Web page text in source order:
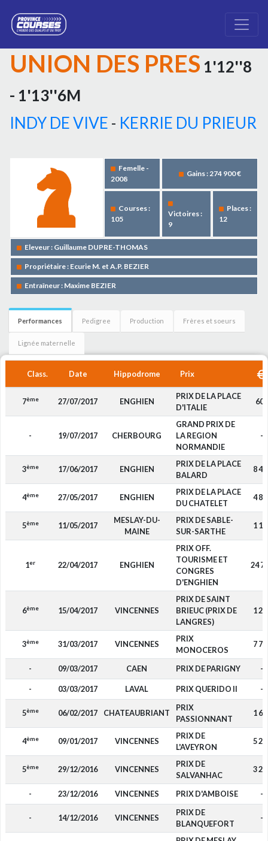
UNION DES PRES 1'12''8
- 1'13''6M
INDY DE VIVE - KERRIE DU PRIEUR
Femelle -
2008
Gains : 274 900 €
Courses :
105
Victoires :
9
Places :
12
Eleveur : Guillaume DUPRE-THOMAS
Propriétaire : Ecurie M. et A.P. BEZIER
Entraîneur : Maxime BEZIER
Performances Pedigree Production Frères et soeurs
Lignée maternelle
Class. Date Hippodrome Prix
7ème 27/07/2017 ENGHIEN
PRIX DE LA PLACE
D'ITALIE
600
- 19/07/2017 CHERBOURG
GRAND PRIX DE
LA REGION
NORMANDIE
-
3ème 17/06/2017 ENGHIEN
PRIX DE LA PLACE
BALARD
8
4ème 27/05/2017 ENGHIEN
PRIX DE LA PLACE
DU CHATELET
4
5ème 11/05/2017
MESLAY-DU-
MAINE
PRIX DE SABLE-
SUR-SARTHE
1
1er 22/04/2017 ENGHIEN
PRIX OFF.
TOURISME ET
CONGRES
D'ENGHIEN
24
6ème 15/04/2017 VINCENNES
PRIX DE SAINT
BRIEUC (PRIX DE
LANGRES)
1
3ème 31/03/2017 VINCENNES
PRIX
MONOCEROS
7
- 09/03/2017 CAEN PRIX DE PARIGNY -
- 03/03/2017 LAVAL PRIX QUERIDO II -
5ème 06/02/2017 CHATEAUBRIANT
PRIX
PASSIONNANT
1
4ème 09/01/2017 VINCENNES
PRIX DE
L'AVEYRON
5
5ème 29/12/2016 VINCENNES
PRIX DE
SALVANHAC
3
- 23/12/2016 VINCENNES PRIX D'AMBOISE -
- 14/12/2016 VINCENNES
PRIX DE
BLANQUEFORT
-